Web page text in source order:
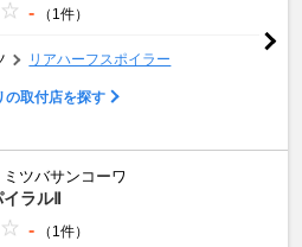
- （1件）
リアハーフスポイラー
の取付店を探す
ツバサンコーワ
ラルⅡ
- （1件）